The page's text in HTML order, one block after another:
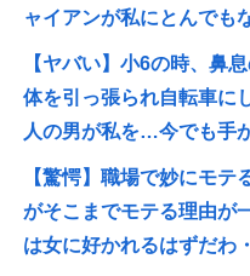
ャイアンが私にとんでも
【ヤバい】小6の時、鼻
体を引っ張られ自転車に
人の男が私を…今でも手
【驚愕】職場で妙にモ
がそこまでモテる理由が
は女に好かれるはずだわ